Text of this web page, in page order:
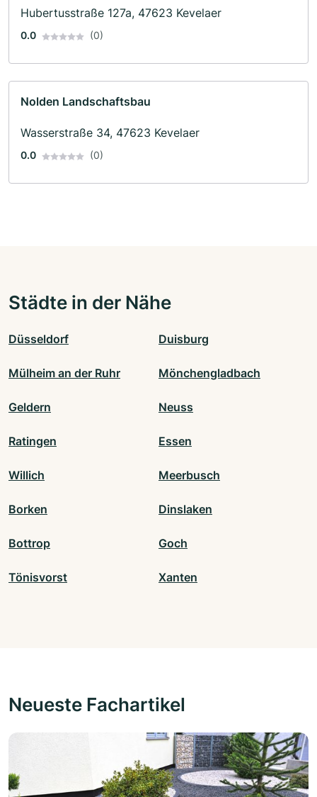
Hubertusstraße 127a, 47623 Kevelaer
0.0 (0)
Nolden Landschaftsbau
Wasserstraße 34, 47623 Kevelaer
0.0 (0)
Städte in der Nähe
Düsseldorf Duisburg
Mülheim an der Ruhr Mönchengladbach
Geldern Neuss
Ratingen Essen
Willich Meerbusch
Borken Dinslaken
Bottrop Goch
Tönisvorst Xanten
Neueste Fachartikel